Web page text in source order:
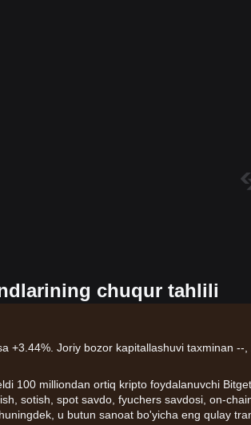
chuqur tahlili
+3.44%. Joriy bozor kapitallashuvi taxminan --,
100 milliondan ortiq kripto foydalanuvchi
sotish, spot savdo, fyuchers savdosi, on-
u butun sanoat bo'yicha eng qulay